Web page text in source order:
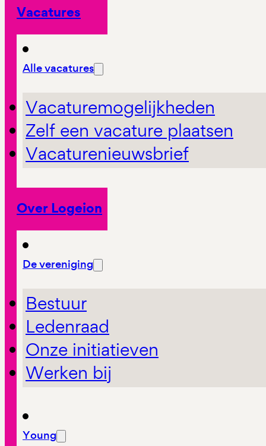
Vacatures
Alle vacatures
Vacaturemogelijkheden
Zelf een vacature plaatsen
Vacaturenieuwsbrief
Over Logeion
De vereniging
Bestuur
Ledenraad
Onze initiatieven
Werken bij
Young